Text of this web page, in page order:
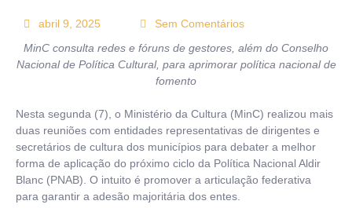
abril 9, 2025
Sem Comentários
MinC consulta redes e fóruns de gestores, além do Conselho
Nacional de Política Cultural, para aprimorar política nacional de
fomento
Nesta segunda (7), o Ministério da Cultura (MinC) realizou mais
duas reuniões com entidades representativas de dirigentes e
secretários de cultura dos municípios para debater a melhor
forma de aplicação do próximo ciclo da Política Nacional Aldir
Blanc (PNAB). O intuito é promover a articulação federativa
para garantir a adesão majoritária dos entes.